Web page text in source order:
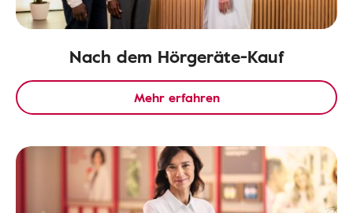
Nach dem Hörgeräte-Kauf
Mehr erfahren